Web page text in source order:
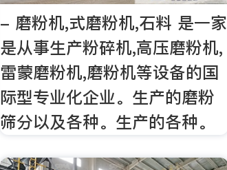
- 磨粉机,式磨粉机,石料 是一家
是从事生产粉碎机,高压磨粉机,
雷蒙磨粉机,磨粉机等设备的国
际型专业化企业。生产的磨粉
筛分以及各种。生产的各种。